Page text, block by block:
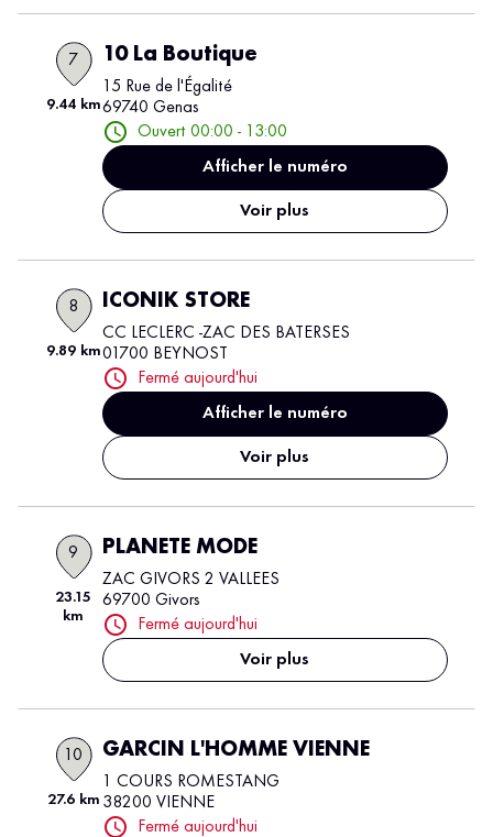
7
9.44 km
10 La Boutique
15 Rue de l'Égalité
69740 Genas
Ouvert 00:00 - 13:00
Afficher le numéro
Voir plus
8
9.89 km
ICONIK STORE
CC LECLERC -ZAC DES BATERSES
01700 BEYNOST
Fermé aujourd'hui
Afficher le numéro
Voir plus
9
23.15
km
PLANETE MODE
ZAC GIVORS 2 VALLEES
69700 Givors
Fermé aujourd'hui
Voir plus
10
27.6 km
GARCIN L'HOMME VIENNE
1 COURS ROMESTANG
38200 VIENNE
Fermé aujourd'hui